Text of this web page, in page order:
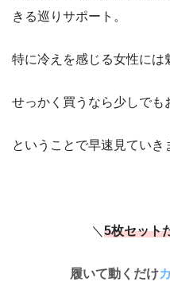
きる巡りサポート。
特に冷えを感じる女性には
せっかく買うなら少しでも
ということで早速見ていき
＼ 5枚セット
履いて動くだけ